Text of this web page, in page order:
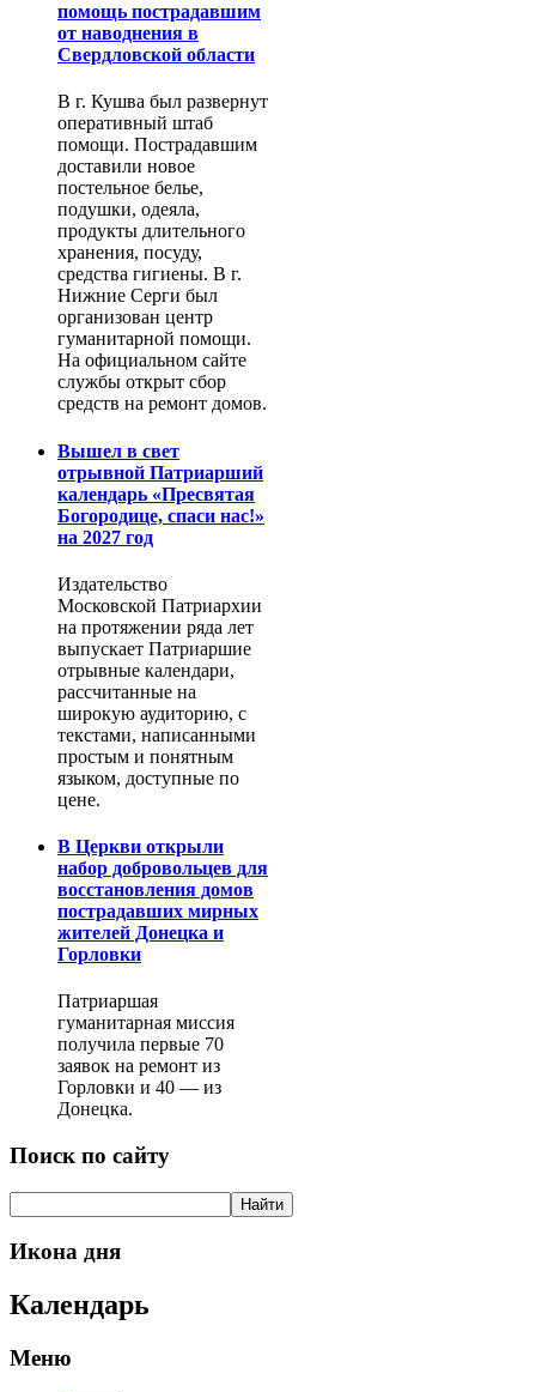
помощь пострадавшим
от наводнения в
Свердловской области
В г. Кушва был развернут
оперативный штаб
помощи. Пострадавшим
доставили новое
постельное белье,
подушки, одеяла,
продукты длительного
хранения, посуду,
средства гигиены. В г.
Нижние Серги был
организован центр
гуманитарной помощи.
На официальном сайте
службы открыт сбор
средств на ремонт домов.
Вышел в свет
отрывной Патриарший
календарь «Пресвятая
Богородице, спаси нас!»
на 2027 год
Издательство
Московской Патриархии
на протяжении ряда лет
выпускает Патриаршие
отрывные календари,
рассчитанные на
широкую аудиторию, с
текстами, написанными
простым и понятным
языком, доступные по
цене.
В Церкви открыли
набор добровольцев для
восстановления домов
пострадавших мирных
жителей Донецка и
Горловки
Патриаршая
гуманитарная миссия
получила первые 70
заявок на ремонт из
Горловки и 40 — из
Донецка.
Поиск по сайту
Икона дня
Календарь
Меню